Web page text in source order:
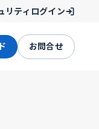
リティ ログイン
お問合せ